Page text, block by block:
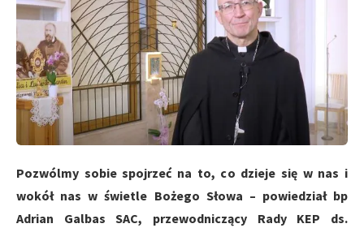
Pozwólmy sobie spojrzeć na to, co dzieje się w nas i
wokół nas w świetle Bożego Słowa – powiedział bp
Adrian Galbas SAC, przewodniczący Rady KEP ds.